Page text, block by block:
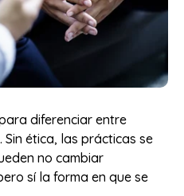
diferenciar entre
ética, las prácticas se
no cambiar
sí la forma en que se